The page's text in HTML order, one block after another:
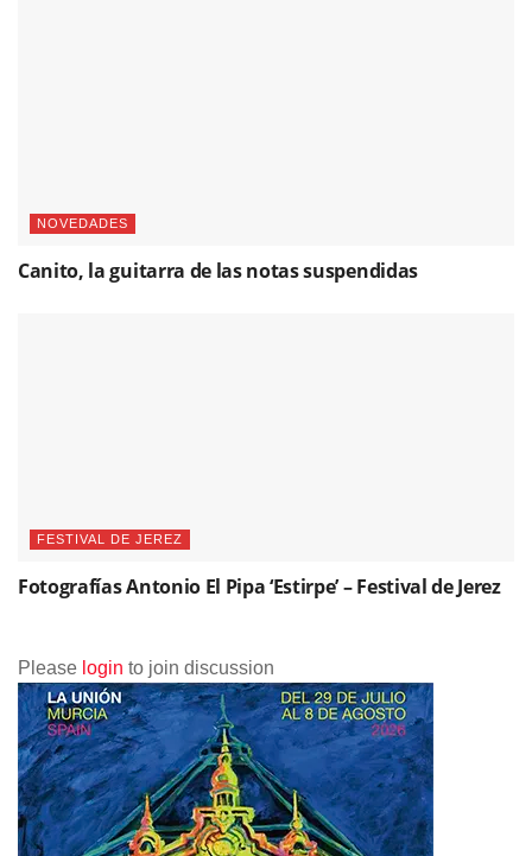
NOVEDADES
Canito, la guitarra de las notas suspendidas
FESTIVAL DE JEREZ
Fotografías Antonio El Pipa ‘Estirpe’ – Festival de Jerez
Please login to join discussion